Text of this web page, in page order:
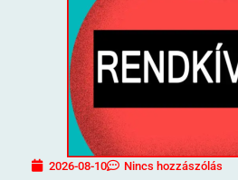
2026-08-10 Nincs hozzászólás